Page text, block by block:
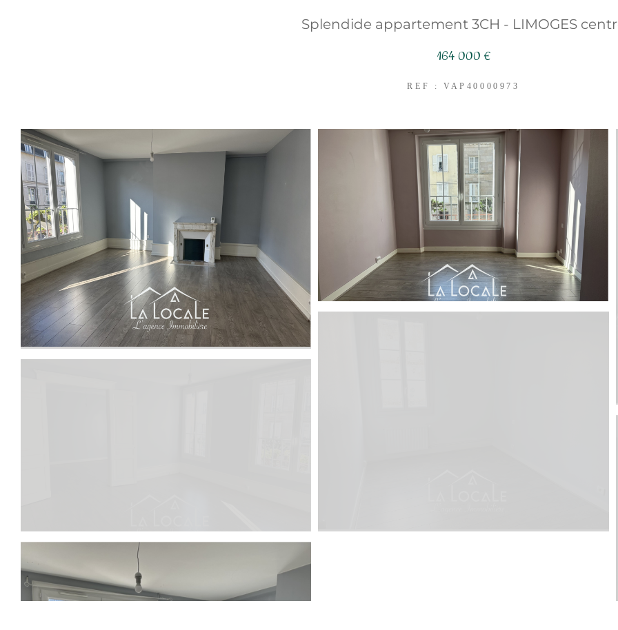
Splendide appartement 3CH - LIMOGES
164 000 €
REF : VAP40000973